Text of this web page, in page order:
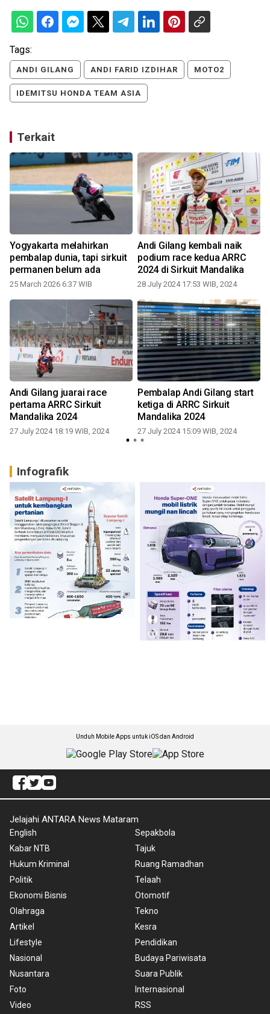
Tags:
ANDI GILANG ANDI FARID IZDIHAR MOTO2
IDEMITSU HONDA TEAM ASIA
Terkait
Yogyakarta melahirkan
pembalap dunia, tapi sirkuit
permanen belum ada
25 March 2026 6:37 WIB
Andi Gilang kembali naik
podium race kedua ARRC
2024 di Sirkuit Mandalika
28 July 2024 17:53 WIB, 2024
Andi Gilang juarai race
pertama ARRC Sirkuit
Mandalika 2024
27 July 2024 18:19 WIB, 2024
Pembalap Andi Gilang start
ketiga di ARRC Sirkuit
Mandalika 2024
27 July 2024 15:09 WIB, 2024
Infografik
Unduh Mobile Apps untuk iOS dan Android
Jelajahi ANTARA News Mataram
English
Kabar NTB
Hukum Kriminal
Politik
Ekonomi Bisnis
Olahraga
Artikel
Lifestyle
Nasional
Nusantara
Foto
Video
Sepakbola
Tajuk
Ruang Ramadhan
Telaah
Otomotif
Tekno
Kesra
Pendidikan
Budaya Pariwisata
Suara Publik
Internasional
RSS